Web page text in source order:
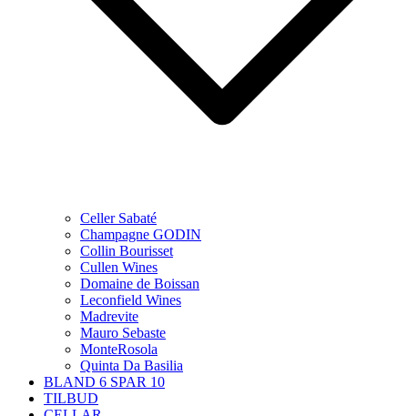
Celler Sabaté
Champagne GODIN
Collin Bourisset
Cullen Wines
Domaine de Boissan
Leconfield Wines
Madrevite
Mauro Sebaste
MonteRosola
Quinta Da Basilia
BLAND 6 SPAR 10
TILBUD